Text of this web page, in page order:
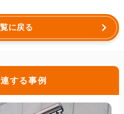
に戻る
する事例